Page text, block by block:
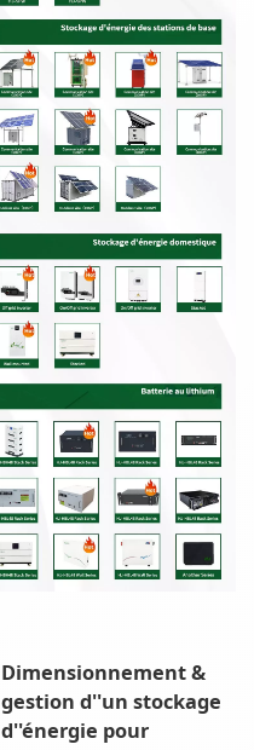
Dimensionnement &
gestion d''un stockage
d''énergie pour